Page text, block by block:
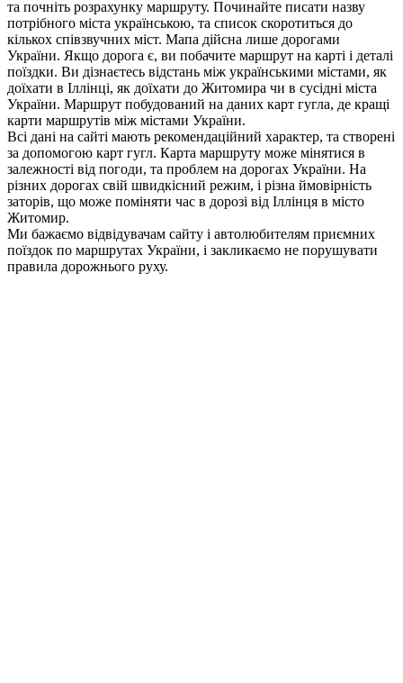
та почніть розрахунку маршруту. Починайте писати назву
потрібного міста українською, та список скоротиться до
кількох співзвучних міст. Мапа дійсна лише дорогами
України. Якщо дорога є, ви побачите маршрут на карті і деталі
поїздки. Ви дізнаєтесь відстань між українськими містами, як
доїхати в Іллінці, як доїхати до Житомира чи в сусідні міста
України. Маршрут побудований на даних карт гугла, де кращі
карти маршрутів між містами України.
Всі дані на сайті мають рекомендаційний характер, та створені
за допомогою карт гугл. Карта маршруту може мінятися в
залежності від погоди, та проблем на дорогах України. На
різних дорогах свій швидкісний режим, і різна ймовірність
заторів, що може поміняти час в дорозі від Іллінця в місто
Житомир.
Ми бажаємо відвідувачам сайту і автолюбителям приємних
поїздок по маршрутах України, і закликаємо не порушувати
правила дорожнього руху.